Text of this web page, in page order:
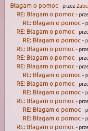
Błagam o pomoc- przez
RE: Błagam o pomoc-
RE: Błagam o pomoc-
RE: Błagam o pomoc-
RE: Błagam o pomoc-
RE: Błagam o pomoc-
RE: Błagam o pomoc-
RE: Błagam o pomoc-
RE: Błagam o pomoc-
RE: Błagam o pomoc-
RE: Błagam o pomoc-
RE: Błagam o pomoc-
RE: Błagam o pomoc-
RE: Błagam o pomoc-
RE: Błagam o pomoc-